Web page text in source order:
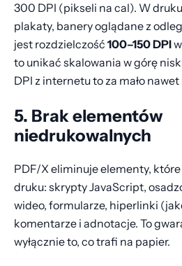
300 DPI (pikseli na cal). W
plakaty, banery oglądane z
jest rozdzielczość 100–150 DPI
to unikać skalowania w górę
DPI z internetu to za mało nawet
5. Brak elementów
niedrukowalnych
PDF/X eliminuje elementy,
druku: skrypty JavaScript,
wideo, formularze, hiperlinki
komentarze i adnotacje. To
wyłącznie to, co trafi na papier.